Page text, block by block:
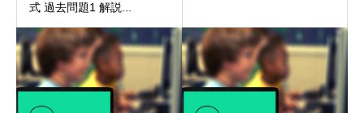
式 過去問題1 解説...